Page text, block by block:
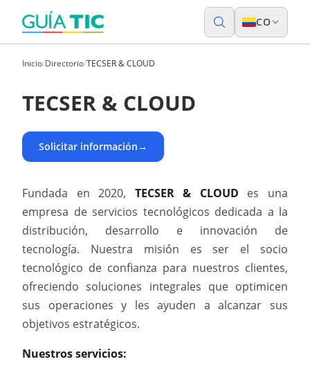
CO
Inicio/Directorio/TECSER & CLOUD
TECSER & CLOUD
Solicitar información→
Fundada en 2020, TECSER & CLOUD es una
empresa de servicios tecnológicos dedicada a la
distribución, desarrollo e innovación de
tecnología. Nuestra misión es ser el socio
tecnológico de confianza para nuestros clientes,
ofreciendo soluciones integrales que optimicen
sus operaciones y les ayuden a alcanzar sus
objetivos estratégicos.
Nuestros servicios: